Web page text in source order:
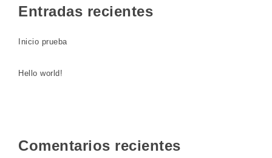
Entradas recientes
Inicio prueba
Hello world!
Comentarios recientes